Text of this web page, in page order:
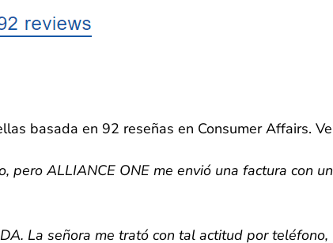
basada en 92 reseñas en Consumer Affairs.
pero ALLIANCE ONE me envió una factura con
La señora me trató con tal actitud por